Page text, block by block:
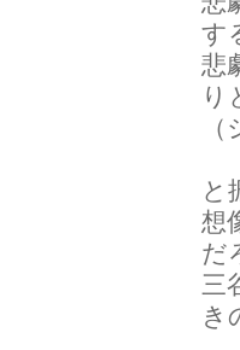
す
悲
り
と
想
だ
三
き